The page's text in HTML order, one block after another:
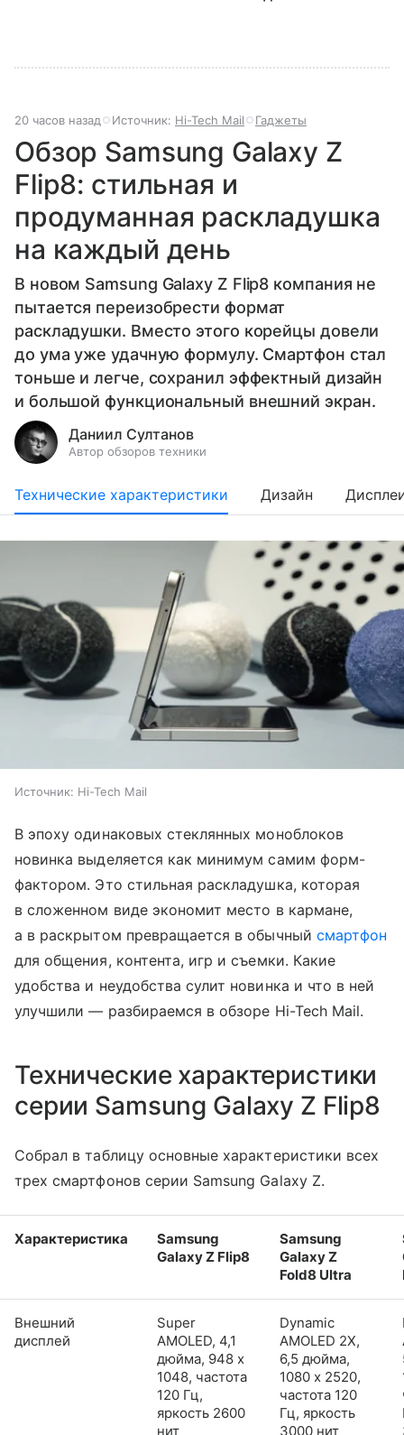
20 часов назад Источник: Hi-Tech Mail Гаджеты
Обзор Samsung Galaxy Z
Flip8: стильная и
продуманная раскладушка
на каждый день
В новом Samsung Galaxy Z Flip8 компания не
пытается переизобрести формат
раскладушки. Вместо этого корейцы довели
до ума уже удачную формулу. Смартфон стал
тоньше и легче, сохранил эффектный дизайн
и большой функциональный внешний экран.
Даниил Султанов
Автор обзоров техники
Технические характеристики Дизайн
Источник: Hi-Tech Mail
В эпоху одинаковых стеклянных моноблоков
новинка выделяется как минимум самим форм-
фактором. Это стильная раскладушка, которая
в сложенном виде экономит место в кармане,
а в раскрытом превращается в обычный смартфон
для общения, контента, игр и съемки. Какие
удобства и неудобства сулит новинка и что в ней
улучшили — разбираемся в обзоре Hi-Tech Mail.
Технические характеристики
серии Samsung Galaxy Z Flip8
Собрал в таблицу основные характеристики всех
трех смартфонов серии Samsung Galaxy Z.
Характеристика
Samsung
Galaxy Z Flip8
Samsung
Galaxy Z
Fold8 Ultra
Внешний
дисплей
Super
AMOLED, 4,1
дюйма, 948 x
1048, частота
120 Гц,
яркость 2600
нит
Dynamic
AMOLED 2X,
6,5 дюйма,
1080 x 2520,
частота 120
Гц, яркость
3000 нит